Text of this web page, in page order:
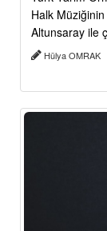
Halk
Altunsaray ile
Hülya OMRAK